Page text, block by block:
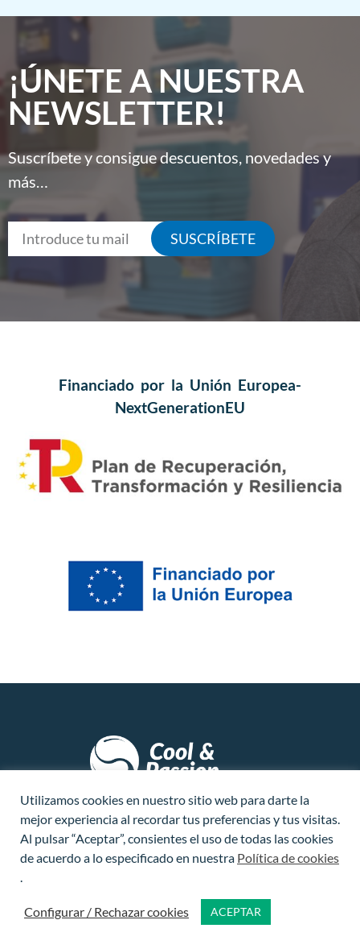
¡ÚNETE A NUESTRA
NEWSLETTER!
Suscríbete y consigue descuentos, novedades y
más…
SUSCRÍBETE
Financiado por la Unión Europea-
NextGenerationEU
CONTACTO
PARTNERS LOGÍSTICOS
SOBRE NOSOTROS
Utilizamos cookies en nuestro sitio web para darte la
mejor experiencia al recordar tus preferencias y tus visitas.
Al pulsar “Aceptar”, consientes el uso de todas las cookies
de acuerdo a lo especificado en nuestra Política de cookies
.
Configurar / Rechazar cookies ACEPTAR